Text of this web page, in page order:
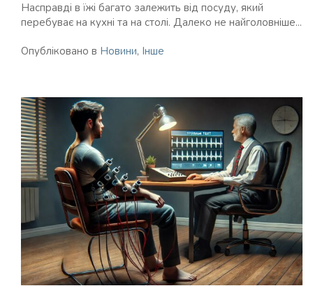
Насправді в їжі багато залежить від посуду, який
перебуває на кухні та на столі. Далеко не найголовніше...
Опубліковано в Новини, Інше